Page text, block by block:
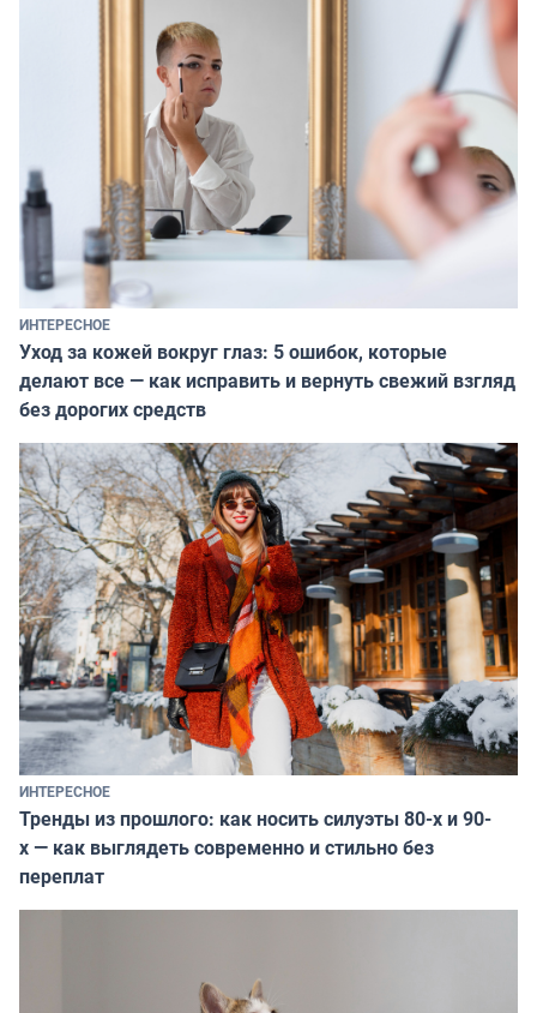
ИНТЕРЕСНОЕ
Уход за кожей вокруг глаз: 5 ошибок, которые
делают все — как исправить и вернуть свежий взгляд
без дорогих средств
ИНТЕРЕСНОЕ
Тренды из прошлого: как носить силуэты 80-х и 90-
х — как выглядеть современно и стильно без
переплат